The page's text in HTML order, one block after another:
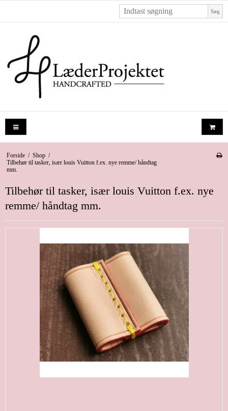
Søg
Forside / Shop /
Tilbehør til tasker, især louis Vuitton f.ex. nye remme/ håndtag
mm.
Tilbehør til tasker, især louis Vuitton f.ex. nye
remme/ håndtag mm.